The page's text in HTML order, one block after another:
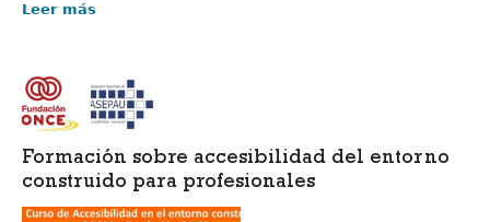
Leer más
Formación sobre accesibilidad del entorno
construido para profesionales